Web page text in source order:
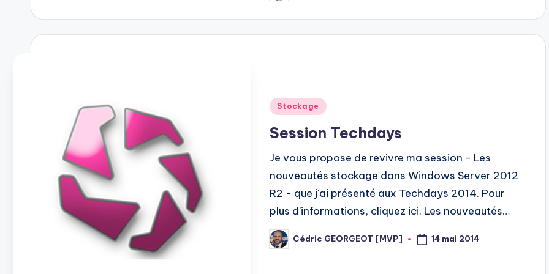
by
Posted
Stockage
Session Techdays
Je vous propose de revivre ma session - Les
nouveautés stockage dans Windows Server 2012
R2 - que j'ai présenté aux Techdays 2014. Pour
plus d'informations, cliquez ici. Les nouveautés…
Posted
by
Cédric GEORGEOT [MVP] 14 mai 2014